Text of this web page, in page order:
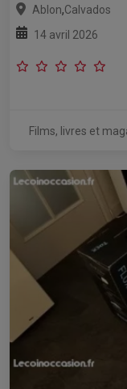
Ablon,Calvados
14 avril 2026
Films, livres et